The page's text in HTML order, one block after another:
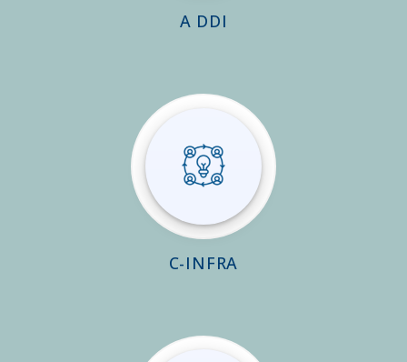
A DDI
C-INFRA